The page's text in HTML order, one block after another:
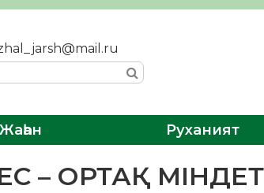
Жаһан Руханият
– ОРТАҚ МІНДЕТ